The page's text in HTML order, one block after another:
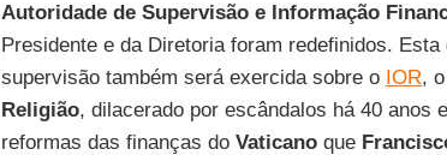
Autoridade de Supervisão e Informação
Presidente e da Diretoria foram redefinidos.
supervisão também será exercida sobre o IOR,
Religião, dilacerado por escândalos há 40 anos
reformas das finanças do Vaticanoque